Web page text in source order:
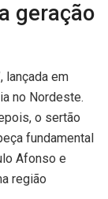
geração
lançada em
no Nordeste.
o sertão
fundamental
Afonso e
região